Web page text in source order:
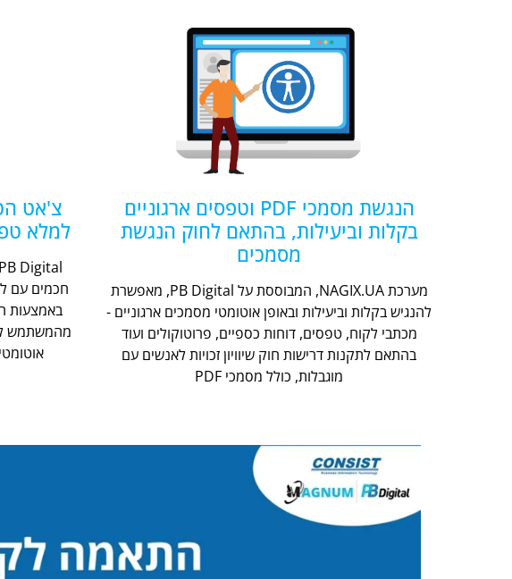
הנגשת מסמכי PDF וטפסים ארגוניים
בקלות וביעילות, בהתאם לחוק הנגשת
מסמכים
מערכת NAGIX.UA, המבוססת על PB Digital, מאפשרת
להנגיש בקלות וביעילות ובאופן אוטומטי מסמכים ארגוניים -
מכתבי לקוח, טפסים, דוחות כספיים, פרוטוקולים ועוד
בהתאם לתקנות דרישות חוק שיוויון זכויות לאנשים עם
מוגבלות, כולל מסמכי PDF
למלא
חכמים עם
באמצעות
מהמשתמש